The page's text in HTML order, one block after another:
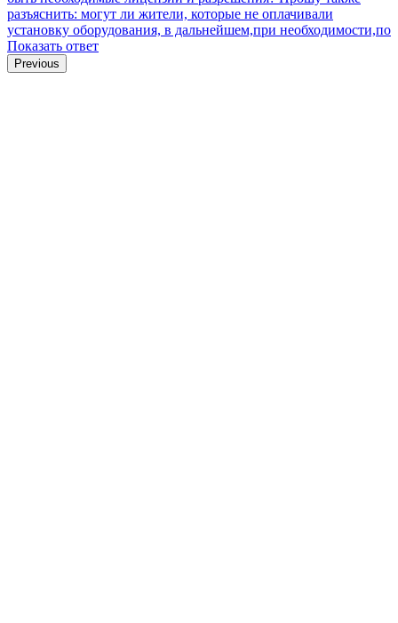
разъяснить: могут ли жители, которые не оплачивали
установку оборудования, в дальнейшем,при необходимости,по
Показать ответ
Previous